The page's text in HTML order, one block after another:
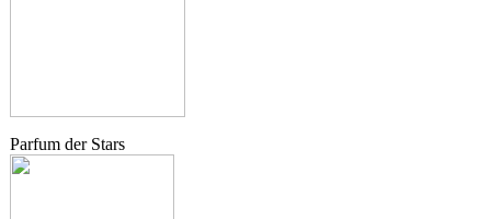
Parfum der Stars